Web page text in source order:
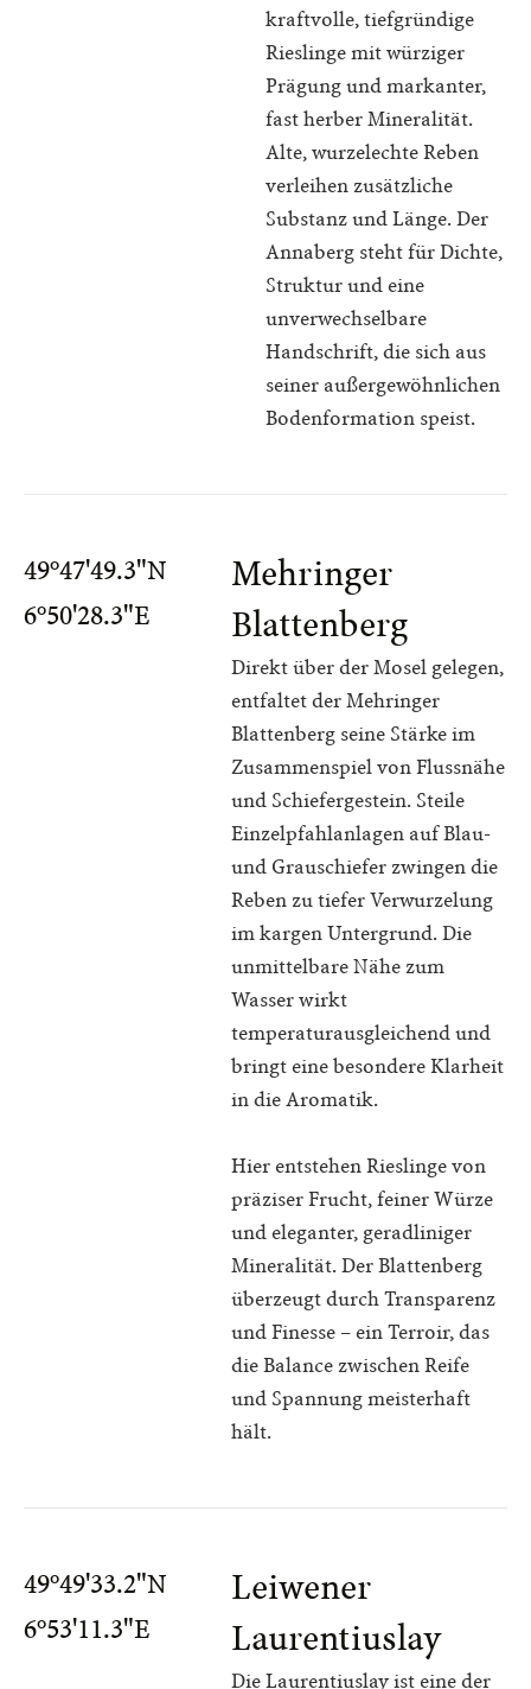
kraftvolle, tiefgründige
Rieslinge mit würziger
Prägung und markanter,
fast herber Mineralität.
Alte, wurzelechte Reben
verleihen zusätzliche
Substanz und Länge. Der
Annaberg steht für Dichte,
Struktur und eine
unverwechselbare
Handschrift, die sich aus
seiner außergewöhnlichen
Bodenformation speist.
49°47'49.3"N
6°50'28.3"E
Mehringer
Blattenberg
Direkt über der Mosel gelegen,
entfaltet der Mehringer
Blattenberg seine Stärke im
Zusammenspiel von Flussnähe
und Schiefergestein. Steile
Einzelpfahlanlagen auf Blau-
und Grauschiefer zwingen die
Reben zu tiefer Verwurzelung
im kargen Untergrund. Die
unmittelbare Nähe zum
Wasser wirkt
temperaturausgleichend und
bringt eine besondere Klarheit
in die Aromatik.
Hier entstehen Rieslinge von
präziser Frucht, feiner Würze
und eleganter, geradliniger
Mineralität. Der Blattenberg
überzeugt durch Transparenz
und Finesse – ein Terroir, das
die Balance zwischen Reife
und Spannung meisterhaft
hält.
49°49'33.2"N
6°53'11.3"E
Leiwener
Laurentiuslay
Die Laurentiuslay ist eine der